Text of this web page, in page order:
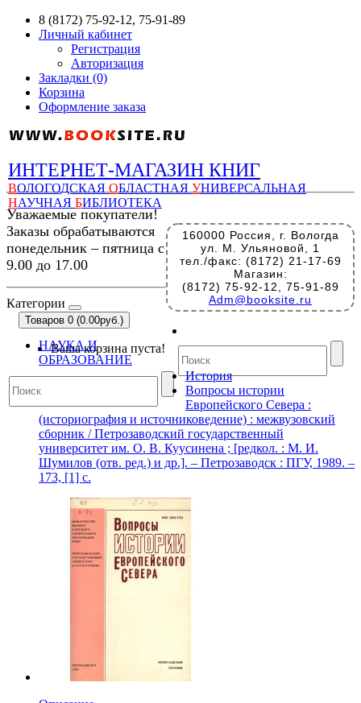
8 (8172) 75-92-12, 75-91-89
Личный кабинет
Регистрация
Авторизация
Закладки (0)
Корзина
Оформление заказа
ИНТЕРНЕТ-МАГАЗИН КНИГ
ВОЛОГОДСКАЯ ОБЛАСТНАЯ УНИВЕРСАЛЬНАЯ
НАУЧНАЯ БИБЛИОТЕКА
160000 Россия, г. Вологда
ул. М. Ульяновой, 1
тел./факс: (8172) 21-17-69
Магазин:
(8172) 75-92-12, 75-91-89
Adm@booksite.ru
Уважаемые покупатели!
Заказы обрабатываются
понедельник – пятница с
9.00 до 17.00
Категории
Товаров 0 (0.00руб.)
Ваша корзина пуста!
НАУКА И
ОБРАЗОВАНИЕ
История
Вопросы истории
Европейского Севера :
(историография и источниковедение) : межвузовский
сборник / Петрозаводский государственный
университет им. О. В. Куусинена ; [редкол. : М. И.
Шумилов (отв. ред.) и др.]. – Петрозаводск : ПГУ, 1989. –
173, [1] с.